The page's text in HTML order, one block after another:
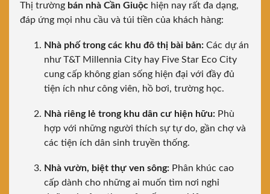
Thị trường bán nhà Cần Giuộc hiện nay rất đa dạng,
đáp ứng mọi nhu cầu và túi tiền của khách hàng:
Nhà phố trong các khu đô thị bài bản: Các dự án
như T&T Millennia City hay Five Star Eco City
cung cấp không gian sống hiện đại với đầy đủ
tiện ích như công viên, hồ bơi, trường học.
Nhà riêng lẻ trong khu dân cư hiện hữu: Phù
hợp với những người thích sự tự do, gần chợ và
các tiện ích dân sinh truyền thống.
Nhà vườn, biệt thự ven sông: Phân khúc cao
cấp dành cho những ai muốn tìm nơi nghỉ